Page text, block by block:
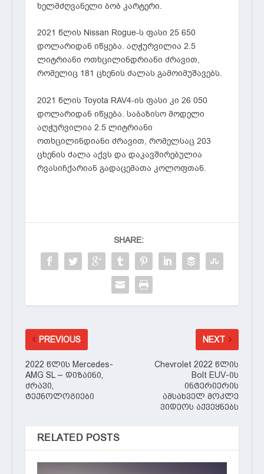
ხელმძღვანელი ბობ კარტერი.
2021 წლის Nissan Rogue-ს ფასი 25 650
დოლარიდან იწყება. აღჭურვილია 2.5
ლიტრიანი ოთხცილინდრიანი ძრავით,
რომელიც 181 ცხენის ძალას გამოიმუშავებს.
2021 წლის Toyota RAV4-ის ფასი კი 26 050
დოლარიდან იწყება. საბაზისო მოდელი
აღჭურვილია 2.5 ლიტრიანი
ოთხცილინდიანი ძრავით, რომელსაც 203
ცხენის ძალა აქვს და დაკავშირებულია
რვასიჩქარიან გადაცემათა კოლოფთან.
SHARE:
PREVIOUS
2022 წლის Mercedes-
AMG SL – დიზაინი,
ძრავი,
ტექნოლოგიები
NEXT
Chevrolet 2022 წლის
Bolt EUV-ის
ინტერიერის
ამსახველ მოკლე
ვიდეოს აქვეყნებს
RELATED POSTS